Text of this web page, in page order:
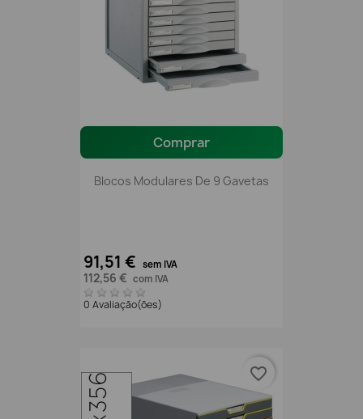
Comprar
Blocos Modulares De 9 Gavetas
91,51 € sem IVA
112,56 € com IVA
0 Avaliação(ões)
favorite_border